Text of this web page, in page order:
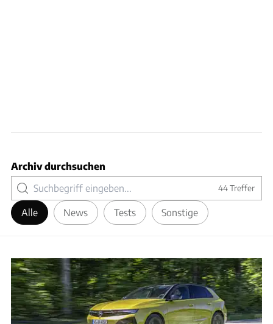
Archiv durchsuchen
44Treffer
Alle News Tests Sonstige